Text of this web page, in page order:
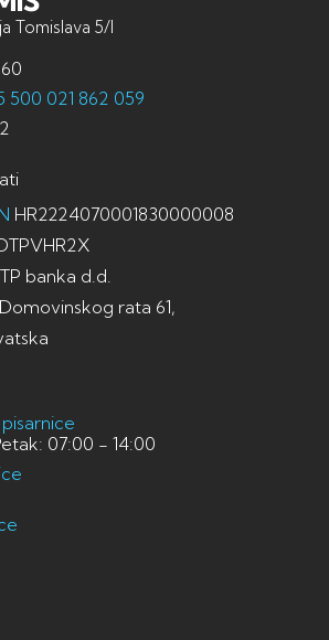
Tomislava 5/I
500 021 862 059
HR2224070001830000008
banka d.d.
Domovinskog rata 61,
07:00 - 14:00